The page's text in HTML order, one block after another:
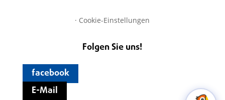
· Cookie-Einstellungen
Folgen Sie uns!
facebook
E-Mail